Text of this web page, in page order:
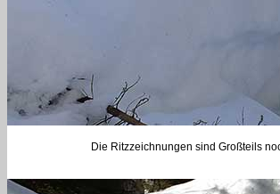
Die Ritzzeichnungen sind Großteils